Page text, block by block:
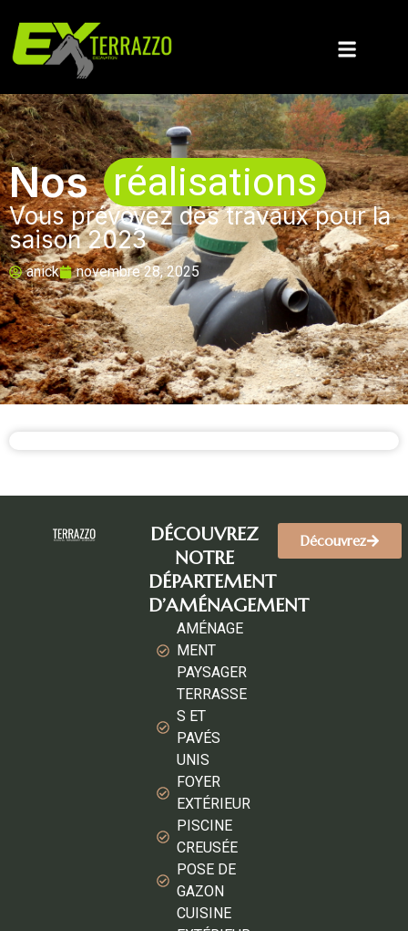
Nos réalisations
Vous prévoyez des travaux pour la
saison 2023
anick novembre 28, 2025
DÉCOUVREZ
NOTRE
DÉPARTEMENT
D’AMÉNAGEMENT
AMÉNAGE
MENT
PAYSAGER
TERRASSE
S ET
PAVÉS
UNIS
FOYER
EXTÉRIEUR
PISCINE
CREUSÉE
POSE DE
GAZON
CUISINE
Découvrez